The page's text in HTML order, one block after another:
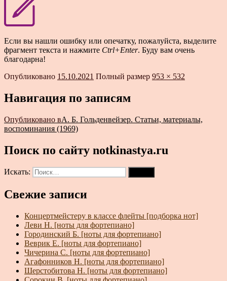
Если вы нашли ошибку или опечатку, пожалуйста, выделите
фрагмент текста и нажмите Ctrl+Enter. Буду вам очень
благодарна!
Опубликовано 15.10.2021 Полный размер 953 × 532
Навигация по записям
Опубликовано вА. Б. Гольденвейзер. Статьи, материалы,
воспоминания (1969)
Поиск по сайту notkinastya.ru
Искать:
Свежие записи
Концертмейстеру в классе флейты [подборка нот]
Леви Н. [ноты для фортепиано]
Городинский Б. [ноты для фортепиано]
Веврик Е. [ноты для фортепиано]
Чичерина С. [ноты для фортепиано]
Агафонников Н. [ноты для фортепиано]
Шерстобитова Н. [ноты для фортепиано]